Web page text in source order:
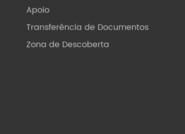
Apoio
Transferência de Documentos
Zona de Descoberta